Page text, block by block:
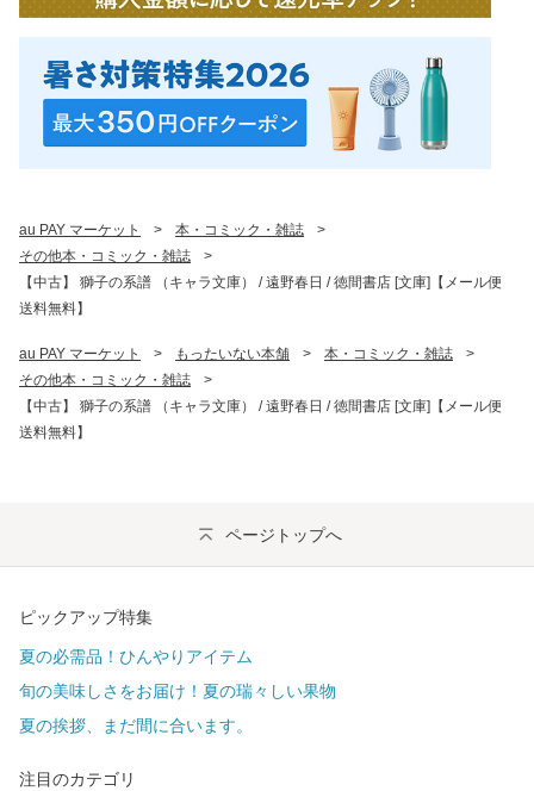
au PAY マーケット > 本・コミック・雑誌
>
その他本・コミック・雑誌
>
【中古】 獅子の系譜 （キャラ文庫） / 遠野春日 / 徳間書店 [文庫]【メール便
送料無料】
au PAY マーケット > もったいない本舗 > 本・コミック・雑誌
>
その他本・コミック・雑誌
>
【中古】 獅子の系譜 （キャラ文庫） / 遠野春日 / 徳間書店 [文庫]【メール便
送料無料】
ページトップへ
ピックアップ特集
夏の必需品！ひんやりアイテム
旬の美味しさをお届け！夏の瑞々しい果物
夏の挨拶、まだ間に合います。
注目のカテゴリ